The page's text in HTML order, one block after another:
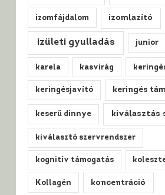
izomfájdalom izomlazító
izületi gyulladás junior
karela kasvirág
keringésjavító keringés
keserű dinnye kiválasztás
kiválasztó szervrendszer
kognitív támogatás
Kollagén koncentráció